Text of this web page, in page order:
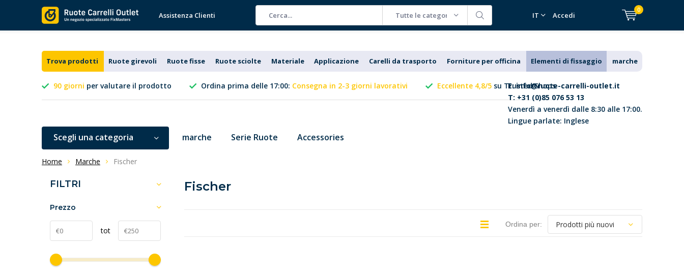
Assistenza Clienti Tutte le categorie IT Accedi
0
Trova prodotti Ruote girevoli Ruote fisse Ruote sciolte Materiale Applicazione Carelli da trasporto Forniture per officina Elementi di fissaggio marche
90 giorni per valutare il prodotto Ordina prima delle 17:00: Consegna in 2-3 giorni lavorativi Eccellente 4,8/5 su Trusted Shops
E:info@ruote-carrelli-outlet.it
T: +31 (0)85 076 53 13
Venerdì a venerdì dalle 8:30 alle 17:00.
Lingue parlate: Inglese
Scegli una categoria marche Serie Ruote Accessories
Home Marche Fischer
Fischer
Ordina per:
FILTRI
Prezzo
tot